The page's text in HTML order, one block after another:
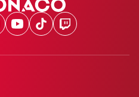
Youtube
TikTokTwitch